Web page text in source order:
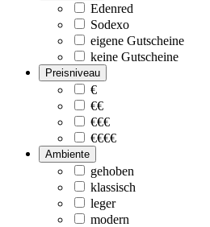
Edenred
Sodexo
eigene Gutscheine
keine Gutscheine
Preisniveau
€
€€
€€€
€€€€
Ambiente
gehoben
klassisch
leger
modern